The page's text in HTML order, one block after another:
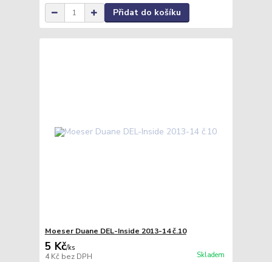
Přidat do košíku
Moeser Duane DEL-Inside 2013-14 č.10
5 Kč/ks
4 Kč bez DPH Skladem